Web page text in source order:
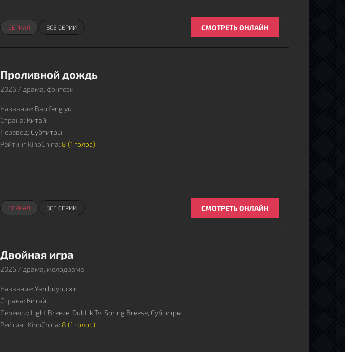
СЕРИАЛ ВСЕ СЕРИИ СМОТРЕТЬ ОНЛАЙН
Проливной дождь
2026 / драма, фэнтези
СЕРИАЛ ВСЕ СЕРИИ
Название: Bao feng yu
Страна: Китай
Перевод: Субтитры
Рейтинг KinoChina: 8 (1 голос)
СМОТРЕТЬ ОНЛАЙН
Двойная игра
2026 / драма, мелодрама
Название: Yan buyou xin
Страна: Китай
Перевод: Light Breeze, DubLik.Tv, Spring Breese, Субтитры
Рейтинг KinoChina: 8 (1 голос)